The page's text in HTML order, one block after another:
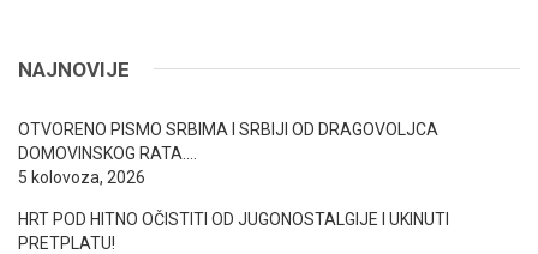
NAJNOVIJE
OTVORENO PISMO SRBIMA I SRBIJI OD DRAGOVOLJCA
DOMOVINSKOG RATA….
5 kolovoza, 2026
HRT POD HITNO OČISTITI OD JUGONOSTALGIJE I UKINUTI
PRETPLATU!